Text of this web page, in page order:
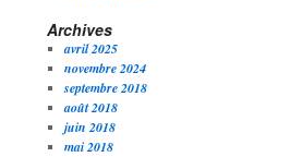
Archives
avril 2025
novembre 2024
septembre 2018
août 2018
juin 2018
mai 2018